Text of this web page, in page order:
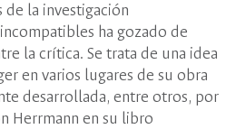
de la investigación
ha gozado de
la crítica. Se trata de una idea
en varios lugares de su obra
desarrollada, entre otros, por
Herrmann en su libro